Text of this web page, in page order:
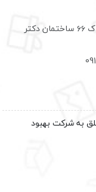
تهران میدان توحید خیابان پرچم غربی پلاک ۶۶ ساختمان دکتر
به شرکت بهبود